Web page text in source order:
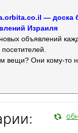
— доска
Израиля
объявлений
вещи? Они кому-то